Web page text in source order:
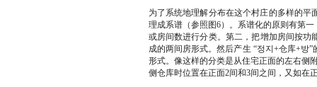
为了系统地理解分布在这个村庄的多样的
理成系谱（参照图6）。系谱化的原则有第
或房间数进行分类。第二，把增加房间按
成的两间房形式。然后产生 “정지+仓库+방
形式。像这样的分类是从住宅正面的左右侧
侧仓库时位置在正面2间和3间之间，又如